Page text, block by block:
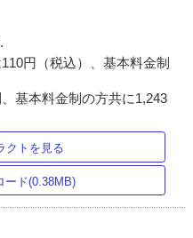
円（税込）、基本料金制
基本料金制の方共に1,243
クトを見る
ード(0.38MB)